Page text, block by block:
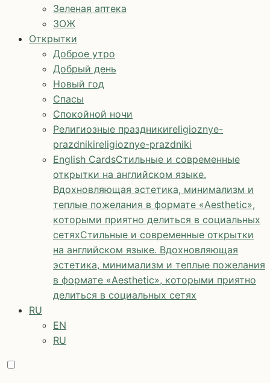
Зеленая аптека
ЗОЖ
Открытки
Доброе утро
Добрый день
Новый год
Спасы
Спокойной ночи
Религиозные праздникиreligioznye-
prazdnikireligioznye-prazdniki
English CardsСтильные и современные
открытки на английском языке.
Вдохновляющая эстетика, минимализм и
теплые пожелания в формате «Aesthetic»,
которыми приятно делиться в социальных
сетяхСтильные и современные открытки
на английском языке. Вдохновляющая
эстетика, минимализм и теплые пожелания
в формате «Aesthetic», которыми приятно
делиться в социальных сетях
RU
EN
RU